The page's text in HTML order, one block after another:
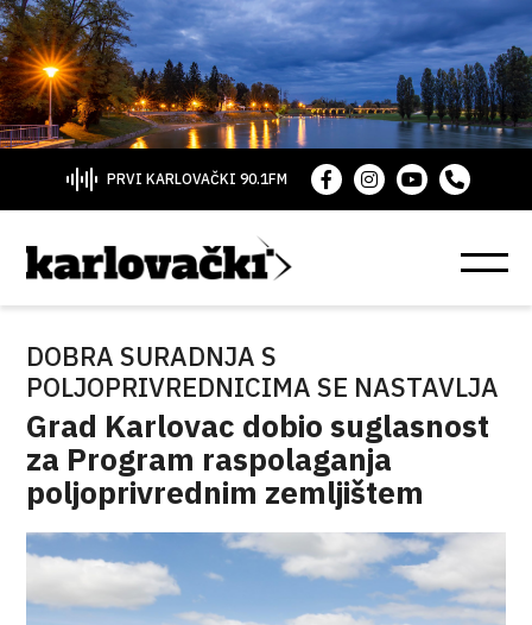
PRVI KARLOVAČKI 90.1FM
DOBRA SURADNJA S
POLJOPRIVREDNICIMA SE NASTAVLJA
Grad Karlovac dobio suglasnost
za Program raspolaganja
poljoprivrednim zemljištem